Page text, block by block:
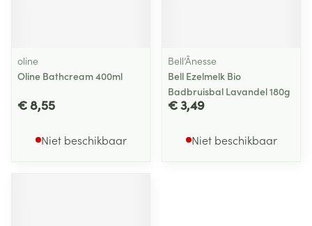
oline
Oline Bathcream 400ml
€ 8,55
Niet beschikbaar
Bell’Ânesse
Bell Ezelmelk Bio
Badbruisbal Lavandel 180g
€ 3,49
Niet beschikbaar